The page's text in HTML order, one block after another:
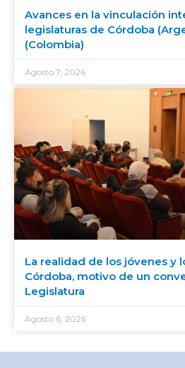
Avances en la vinculación
legislaturas de Córdoba
(Colombia)
Agosto 7, 2026
La realidad de los jóvenes y
Córdoba, motivo de un
Legislatura
Agosto 6, 2026